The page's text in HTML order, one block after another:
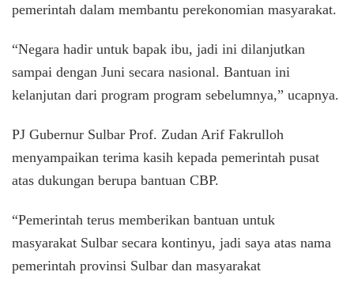
pemerintah dalam membantu perekonomian masyarakat.
“Negara hadir untuk bapak ibu, jadi ini dilanjutkan
sampai dengan Juni secara nasional. Bantuan ini
kelanjutan dari program program sebelumnya,” ucapnya.
PJ Gubernur Sulbar Prof. Zudan Arif Fakrulloh
menyampaikan terima kasih kepada pemerintah pusat
atas dukungan berupa bantuan CBP.
“Pemerintah terus memberikan bantuan untuk
masyarakat Sulbar secara kontinyu, jadi saya atas nama
pemerintah provinsi Sulbar dan masyarakat